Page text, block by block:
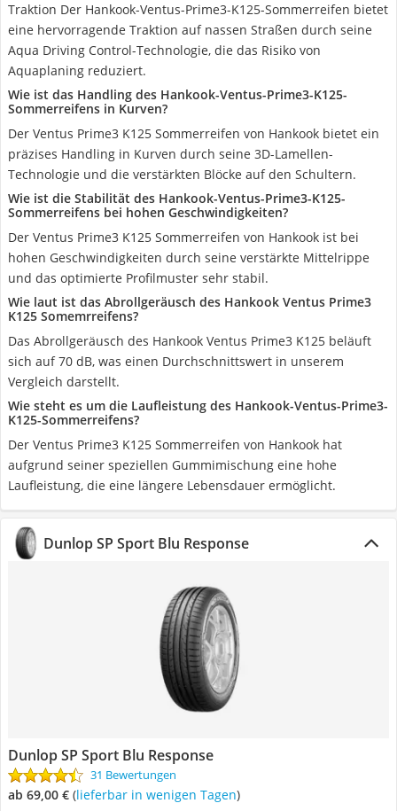
Traktion Der Hankook-Ventus-Prime3-K125-Sommerreifen bietet
eine hervorragende Traktion auf nassen Straßen durch seine
Aqua Driving Control-Technologie, die das Risiko von
Aquaplaning reduziert.
Wie ist das Handling des Hankook-Ventus-Prime3-K125-
Sommerreifens in Kurven?
Der Ventus Prime3 K125 Sommerreifen von Hankook bietet ein
präzises Handling in Kurven durch seine 3D-Lamellen-
Technologie und die verstärkten Blöcke auf den Schultern.
Wie ist die Stabilität des Hankook-Ventus-Prime3-K125-
Sommerreifens bei hohen Geschwindigkeiten?
Der Ventus Prime3 K125 Sommerreifen von Hankook ist bei
hohen Geschwindigkeiten durch seine verstärkte Mittelrippe
und das optimierte Profilmuster sehr stabil.
Wie laut ist das Abrollgeräusch des Hankook Ventus Prime3
K125 Somemrreifens?
Das Abrollgeräusch des Hankook Ventus Prime3 K125 beläuft
sich auf 70 dB, was einen Durchschnittswert in unserem
Vergleich darstellt.
Wie steht es um die Laufleistung des Hankook-Ventus-Prime3-
K125-Sommerreifens?
Der Ventus Prime3 K125 Sommerreifen von Hankook hat
aufgrund seiner speziellen Gummimischung eine hohe
Laufleistung, die eine längere Lebensdauer ermöglicht.
Dunlop SP Sport Blu Response
Dunlop SP Sport Blu Response
31 Bewertungen
ab 69,00 € ( Lieferbar in wenigen Tagen)